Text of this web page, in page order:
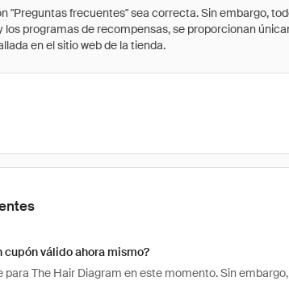
frecuentes" sea correcta. Sin embargo,
programas de recompensas, se proporcionan
en el sitio web de la tienda.
cupón válido ahora mismo?
para The Hair Diagram en este momento. Sin